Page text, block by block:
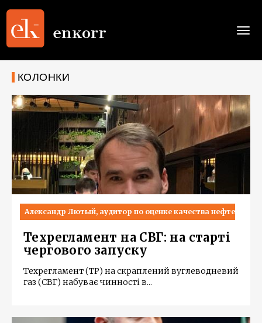
КОЛОНКИ
Александр Лютый, аудитор по оценке качества
Техрегламент на СВГ: на старті
чергового запуску
Техрегламент (ТР) на скраплений вуглеводневий
газ (СВГ) набуває чинності в...